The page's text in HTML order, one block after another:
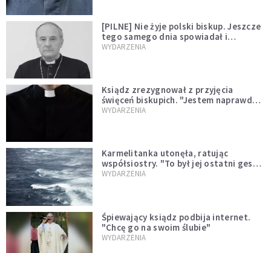
[PILNE] Nie żyje polski biskup. Jeszcze
tego samego dnia spowiadał i
sprawował Mszę świętą
WYDARZENIA
Ksiądz zrezygnował z przyjęcia
święceń biskupich. "Jestem naprawdę
niegodny"
WYDARZENIA
Karmelitanka utonęła, ratując
współsiostry. "To był jej ostatni gest
miłości"
WYDARZENIA
Śpiewający ksiądz podbija internet.
"Chcę go na swoim ślubie"
WYDARZENIA